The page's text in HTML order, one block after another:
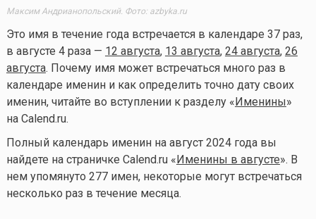
Максим Андрианопольский. Фото: azbyka.ru
Это имя в течение года встречается в календаре 37 раз,
в августе 4 раза — 12 августа, 13 августа, 24 августа, 26
августа. Почему имя может встречаться много раз в
календаре именин и как определить точно дату своих
именин, читайте во вступлении к разделу « Именины»
на Calend.ru.
Полный календарь именин на август 2024 года вы
найдете на страничке Calend.ru « Именины в августе». В
нем упомянуто 277 имен, некоторые могут встречаться
несколько раз в течение месяца.